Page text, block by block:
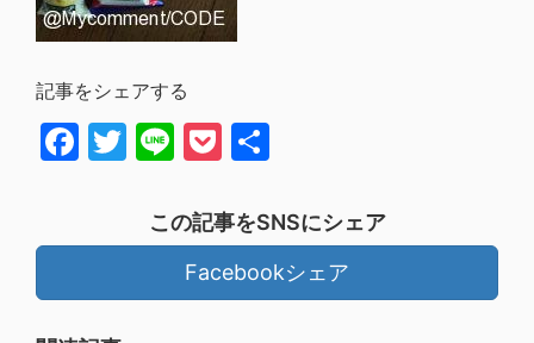
記事をシェアする
Facebook
Twitter
LinePocket
この記事をSNSにシェア
Facebookシェア